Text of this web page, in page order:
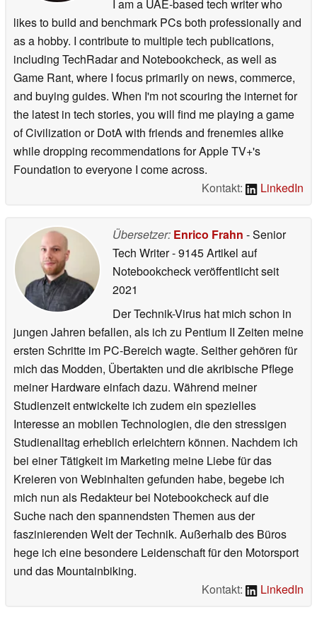
I am a UAE-based tech writer who
likes to build and benchmark PCs both professionally and
as a hobby. I contribute to multiple tech publications,
including TechRadar and Notebookcheck, as well as
Game Rant, where I focus primarily on news, commerce,
and buying guides. When I'm not scouring the internet for
the latest in tech stories, you will find me playing a game
of Civilization or DotA with friends and frenemies alike
while dropping recommendations for Apple TV+'s
Foundation to everyone I come across.
Kontakt:
LinkedIn
Übersetzer: Enrico Frahn - Senior
Tech Writer- 9145 Artikel auf
Notebookcheck veröffentlichtseit
2021
Der Technik-Virus hat mich schon in
jungen Jahren befallen, als ich zu Pentium II Zeiten meine
ersten Schritte im PC-Bereich wagte. Seither gehören für
mich das Modden, Übertakten und die akribische Pflege
meiner Hardware einfach dazu. Während meiner
Studienzeit entwickelte ich zudem ein spezielles
Interesse an mobilen Technologien, die den stressigen
Studienalltag erheblich erleichtern können. Nachdem ich
bei einer Tätigkeit im Marketing meine Liebe für das
Kreieren von Webinhalten gefunden habe, begebe ich
mich nun als Redakteur bei Notebookcheck auf die
Suche nach den spannendsten Themen aus der
faszinierenden Welt der Technik. Außerhalb des Büros
hege ich eine besondere Leidenschaft für den Motorsport
und das Mountainbiking.
Kontakt:
LinkedIn